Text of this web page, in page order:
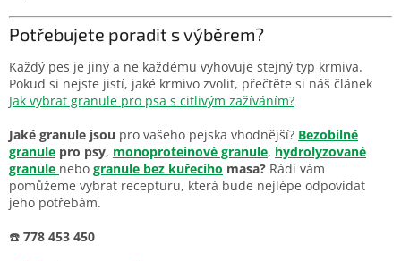
Potřebujete poradit s výběrem?
Každý pes je jiný a ne každému vyhovuje stejný typ krmiva.
Pokud si nejste jistí, jaké krmivo zvolit, přečtěte si náš článek
Jak vybrat granule pro psa s citlivým zažíváním?
Jaké granule jsou pro vašeho pejska vhodnější? Bezobilné
granule pro psy, monoproteinové granule, hydrolyzované
granule nebo granule bez kuřecího masa? Rádi vám
pomůžeme vybrat recepturu, která bude nejlépe odpovídat
jeho potřebám.
☎️ 778 453 450